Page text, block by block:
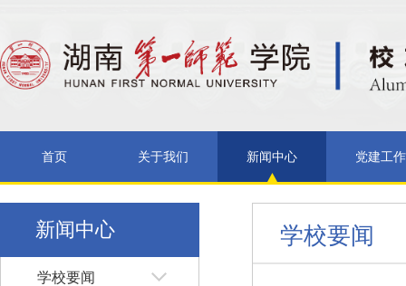
首页 关于我们 新闻中心 党建工作
新闻中心
学校要闻
学校要闻